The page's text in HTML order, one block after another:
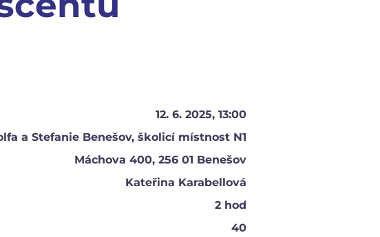
12. 6. 2025, 13:00
a Stefanie Benešov, školicí místnost N1
Máchova 400, 256 01 Benešov
Kateřina Karabellová
2 hod
40